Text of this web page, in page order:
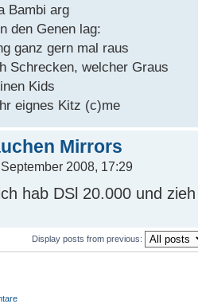
Bambi arg
den Genen lag:
ganz gern mal raus
Schrecken, welcher Graus
Kids
eignes Kitz (c)me
Mirrors
2008, 17:29
hab DSl 20.000 und
Display posts from previous: